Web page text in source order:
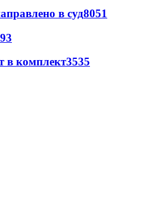
в суд8051
в комплект3535